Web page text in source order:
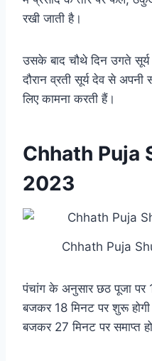
रखी जाती है।
उसके बाद चौथे दिन उगते सूर्य
दौरान व्रती सूर्य देव से
लिए कामना करती हैं।
Chhath Puja
2023
Chhath Puja
पंचांग के अनुसार छठ पूजा
बजकर 18 मिनट पर शुरू
बजकर 27 मिनट पर समाप्त